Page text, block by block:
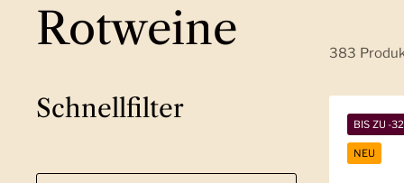
Rotweine
Schnellfilter
383
BIS ZU -
NEU